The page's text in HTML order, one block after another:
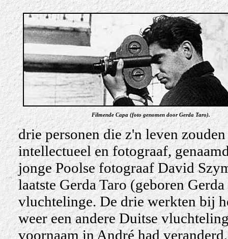
Filmende Capa (foto genomen door Gerda Taro).
drie personen die z'n leven
intellectueel en fotograaf,
jonge Poolse fotograaf David
laatste Gerda Taro (geboren
vluchtelinge. De drie werkten bij
weer een andere Duitse
voornaam in André had